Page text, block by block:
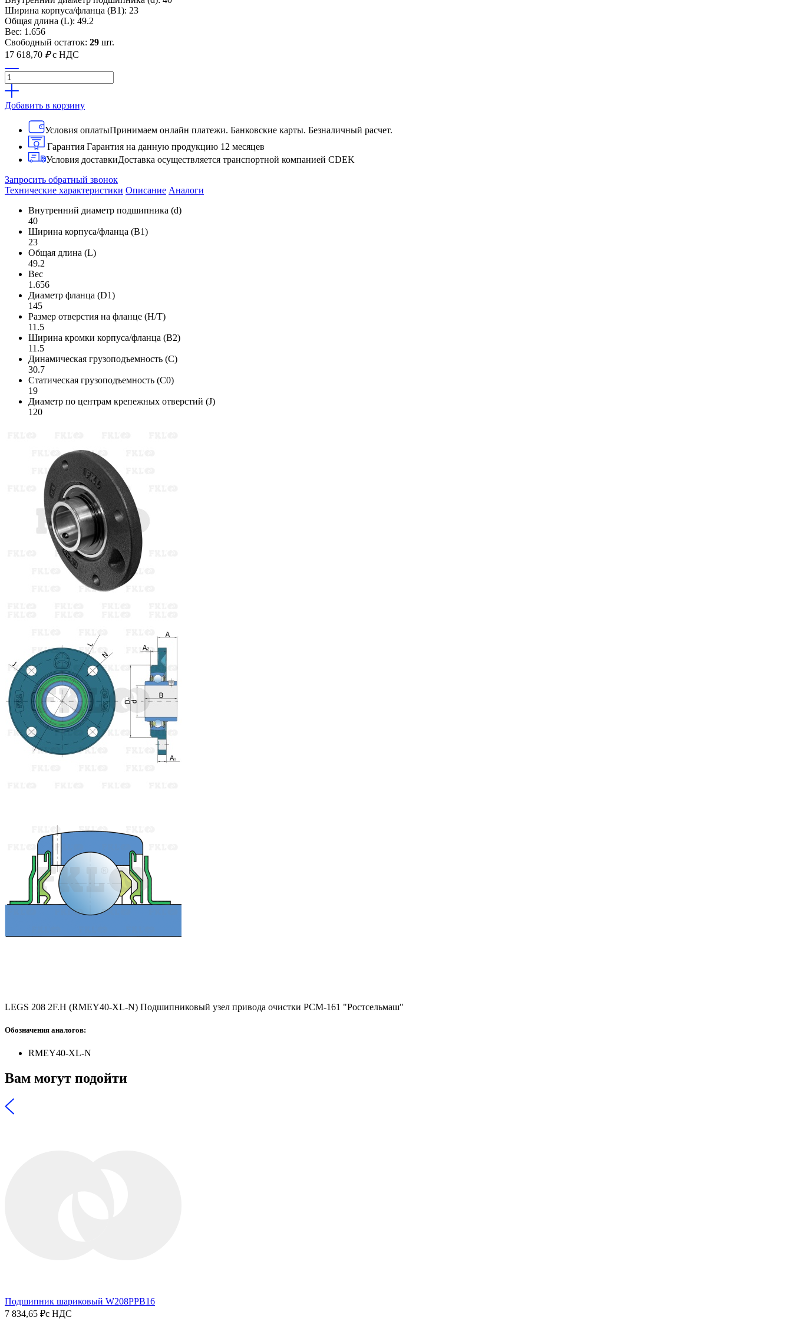
Ширина корпуса/фланца (B1): 23
Общая длина (L): 49.2
Вес: 1.656
Свободный остаток: 29 шт.
17 618,70 ₽ с НДС
Добавить в корзину
Условия оплатыПринимаем онлайн платежи. Банковские карты. Безналичный расчет.
Гарантия Гарантия на данную продукцию 12 месяцев
Условия доставкиДоставка осуществляется транспортной компанией CDEK
Запросить обратный звонок
Технические характеристики Описание Аналоги
Внутренний диаметр подшипника (d)
40
Ширина корпуса/фланца (B1)
23
Общая длина (L)
49.2
Вес
1.656
Диаметр фланца (D1)
145
Размер отверстия на фланце (H/T)
11.5
Ширина кромки корпуса/фланца (B2)
11.5
Динамическая грузоподъемность (C)
30.7
Статическая грузоподъемность (C0)
19
Диаметр по центрам крепежных отверстий (J)
120
LEGS 208 2F.H (RMEY40-XL-N) Подшипниковый узел привода очистки РСМ-161 "Ростсельмаш"
Обозначения аналогов:
RMEY40-XL-N
Вам могут подойти
Подшипник шариковый W208PPB16
7 834,65 ₽с НДС